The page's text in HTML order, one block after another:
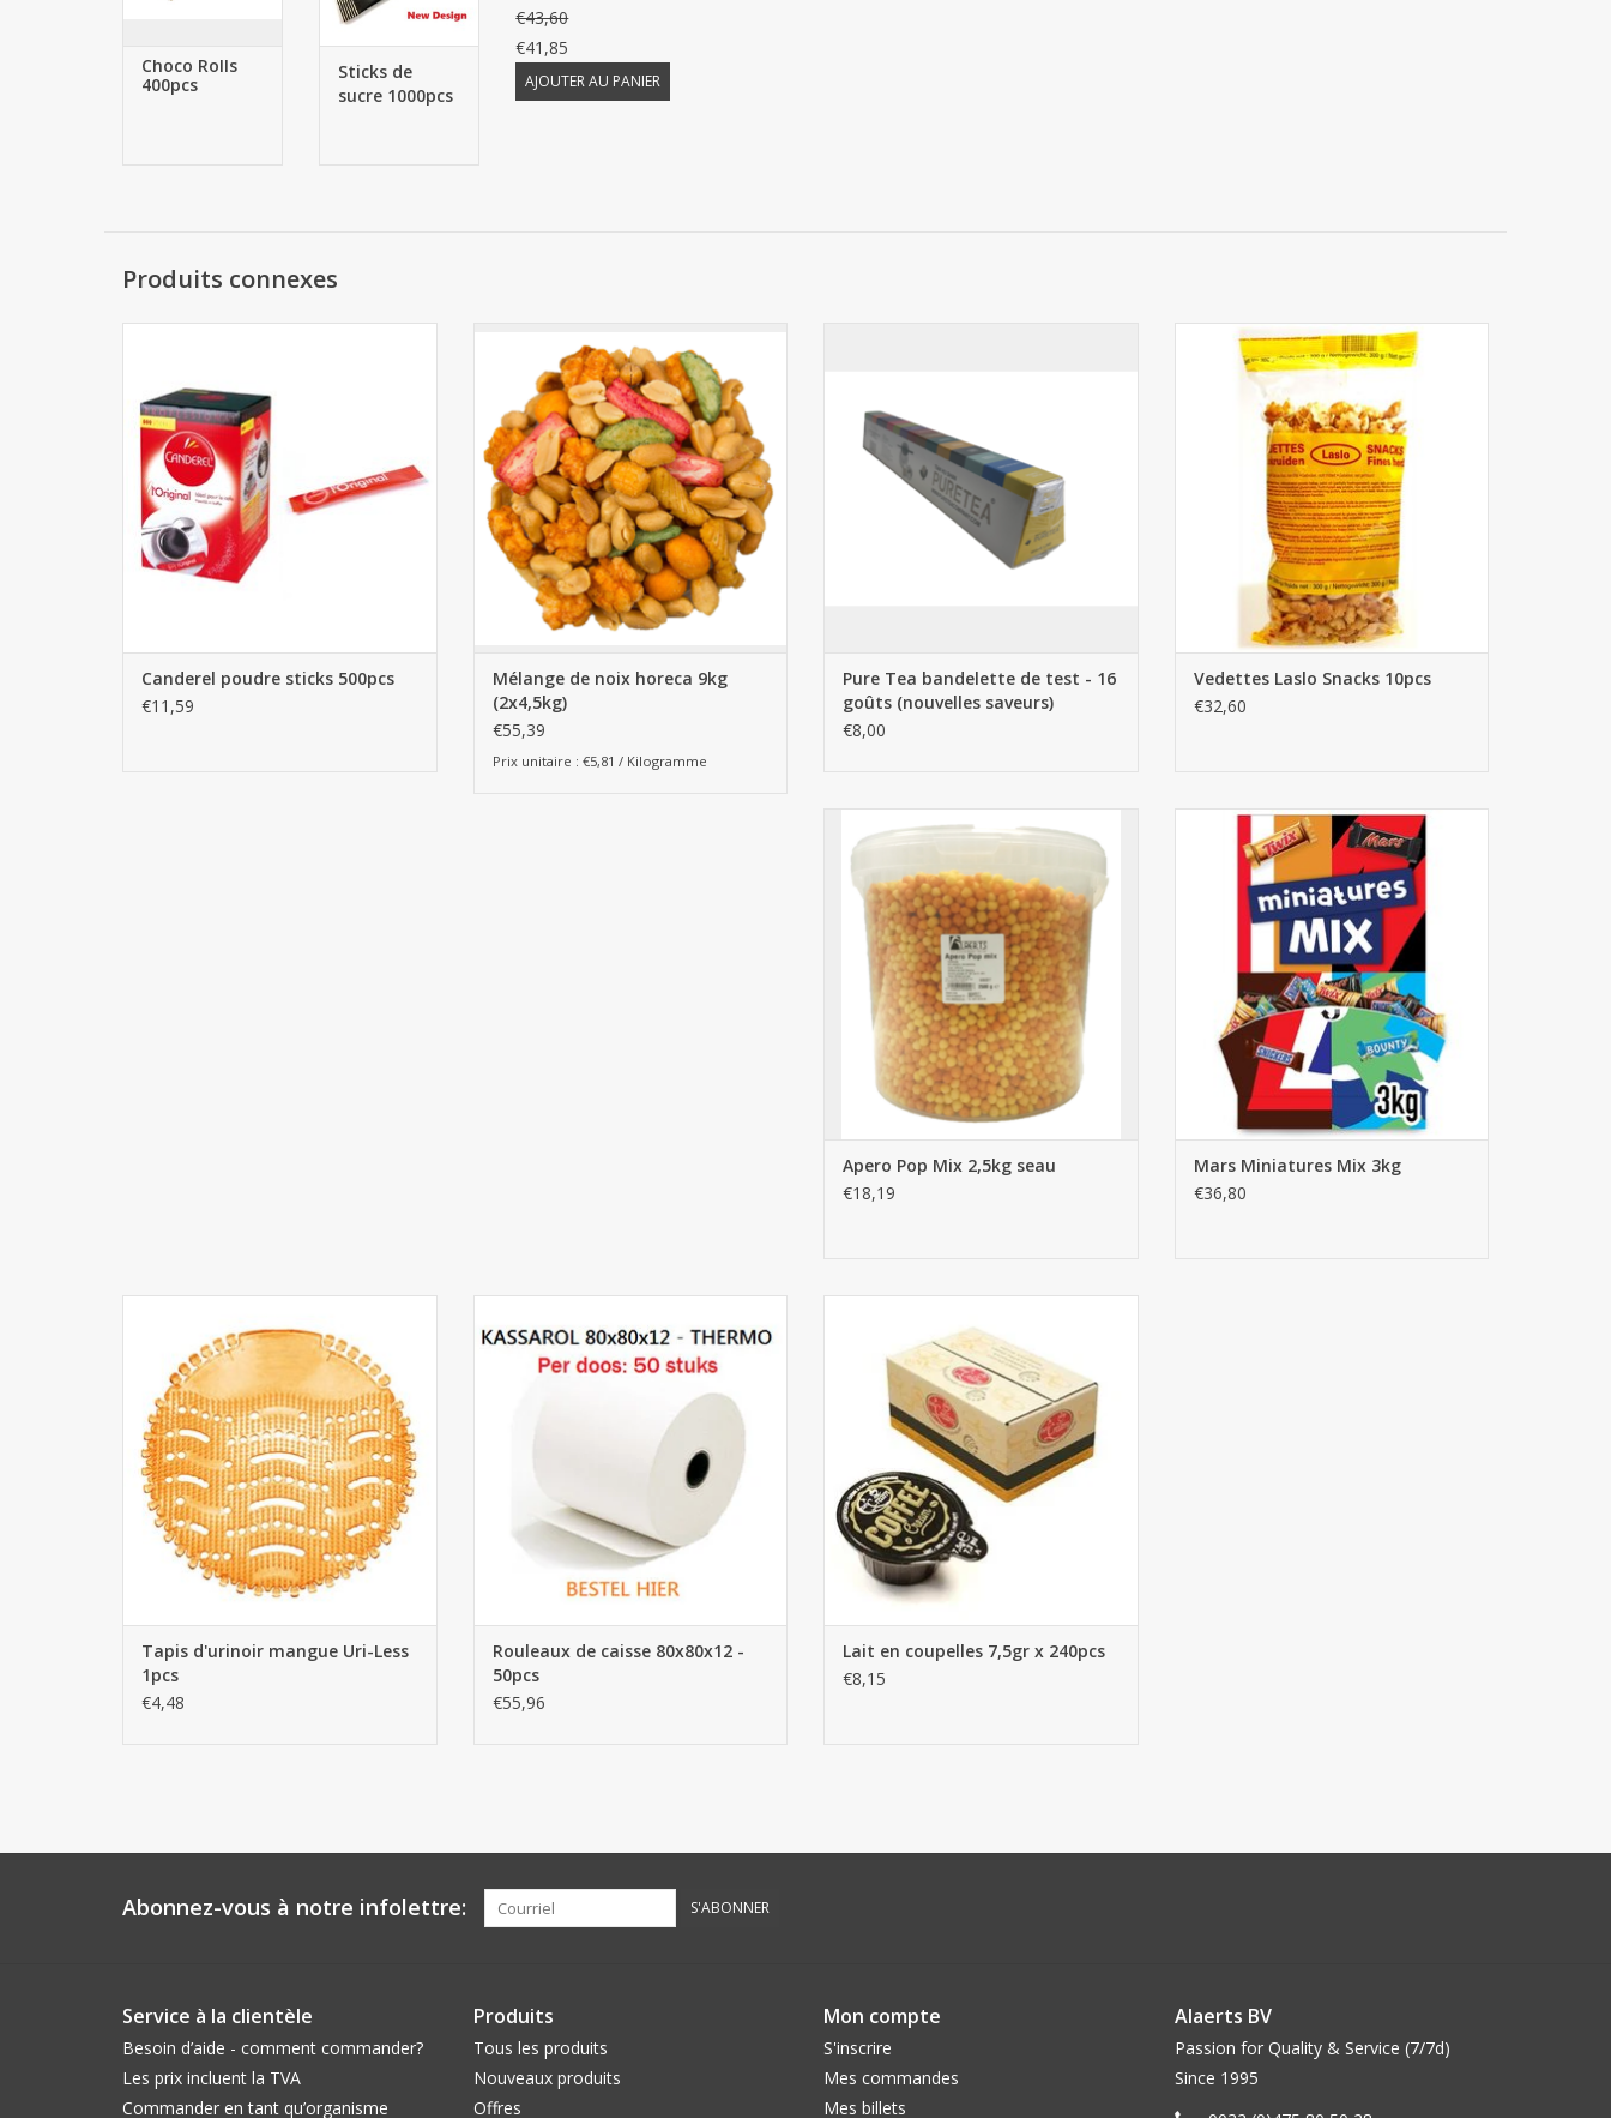
Choco Rolls
400pcs
Sticks de
sucre 1000pcs
€43,60
€41,85
AJOUTER AU PANIER
Produits connexes
Canderel poudre sticks 500pcs
€11,59
AJOUTER AU PANIER
Mélange de noix horeca 9kg
(2x4,5kg)
€55,39
Prix unitaire : €5,81 / Kilogramme
Pure Tea bandelette de test - 16
goûts (nouvelles saveurs)
€8,00
Vedettes Laslo Snacks 10pcs
AJOUTER AU PANIER
Vedettes Laslo Snacks 10pcs
€32,60
Apero Pop Mix 2,5kg seau
Apero Pop Mix 2,5kg seau
€18,19
Mars Miniatures Mix 3kg
AJOUTER AU PANIER
Mars Miniatures Mix 3kg
€36,80
AJOUTER AU PANIER
Tapis d'urinoir mangue Uri-Less
1pcs
€4,48
AJOUTER AU PANIER
Rouleaux de caisse 80x80x12 -
50pcs
€55,96
AJOUTER AU PANIER
Lait en coupelles 7,5gr x 240pcs
€8,15
Abonnez-vous à notre infolettre: S'ABONNER
Service à la clientèle
Besoin d’aide - comment commander?
Les prix incluent la TVA
Commander en tant qu’organisme
Produits
Tous les produits
Nouveaux produits
Offres
Mon compte
S'inscrire
Mes commandes
Mes billets
Alaerts BV
Passion for Quality & Service (7/7d)
Since 1995